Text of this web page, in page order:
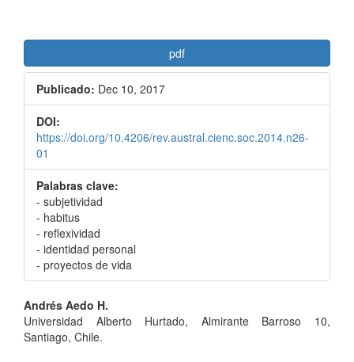
pdf
Publicado: Dec 10, 2017
DOI:
https://doi.org/10.4206/rev.austral.cienc.soc.2014.n26-
01
Palabras clave:
- subjetividad
- habitus
- reflexividad
- identidad personal
- proyectos de vida
Contenido
principal
Andrés Aedo H.
Universidad Alberto Hurtado, Almirante Barroso 10,
Santiago, Chile.